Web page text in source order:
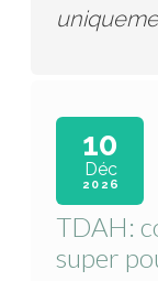
10
Déc
2026
TDAH:
super